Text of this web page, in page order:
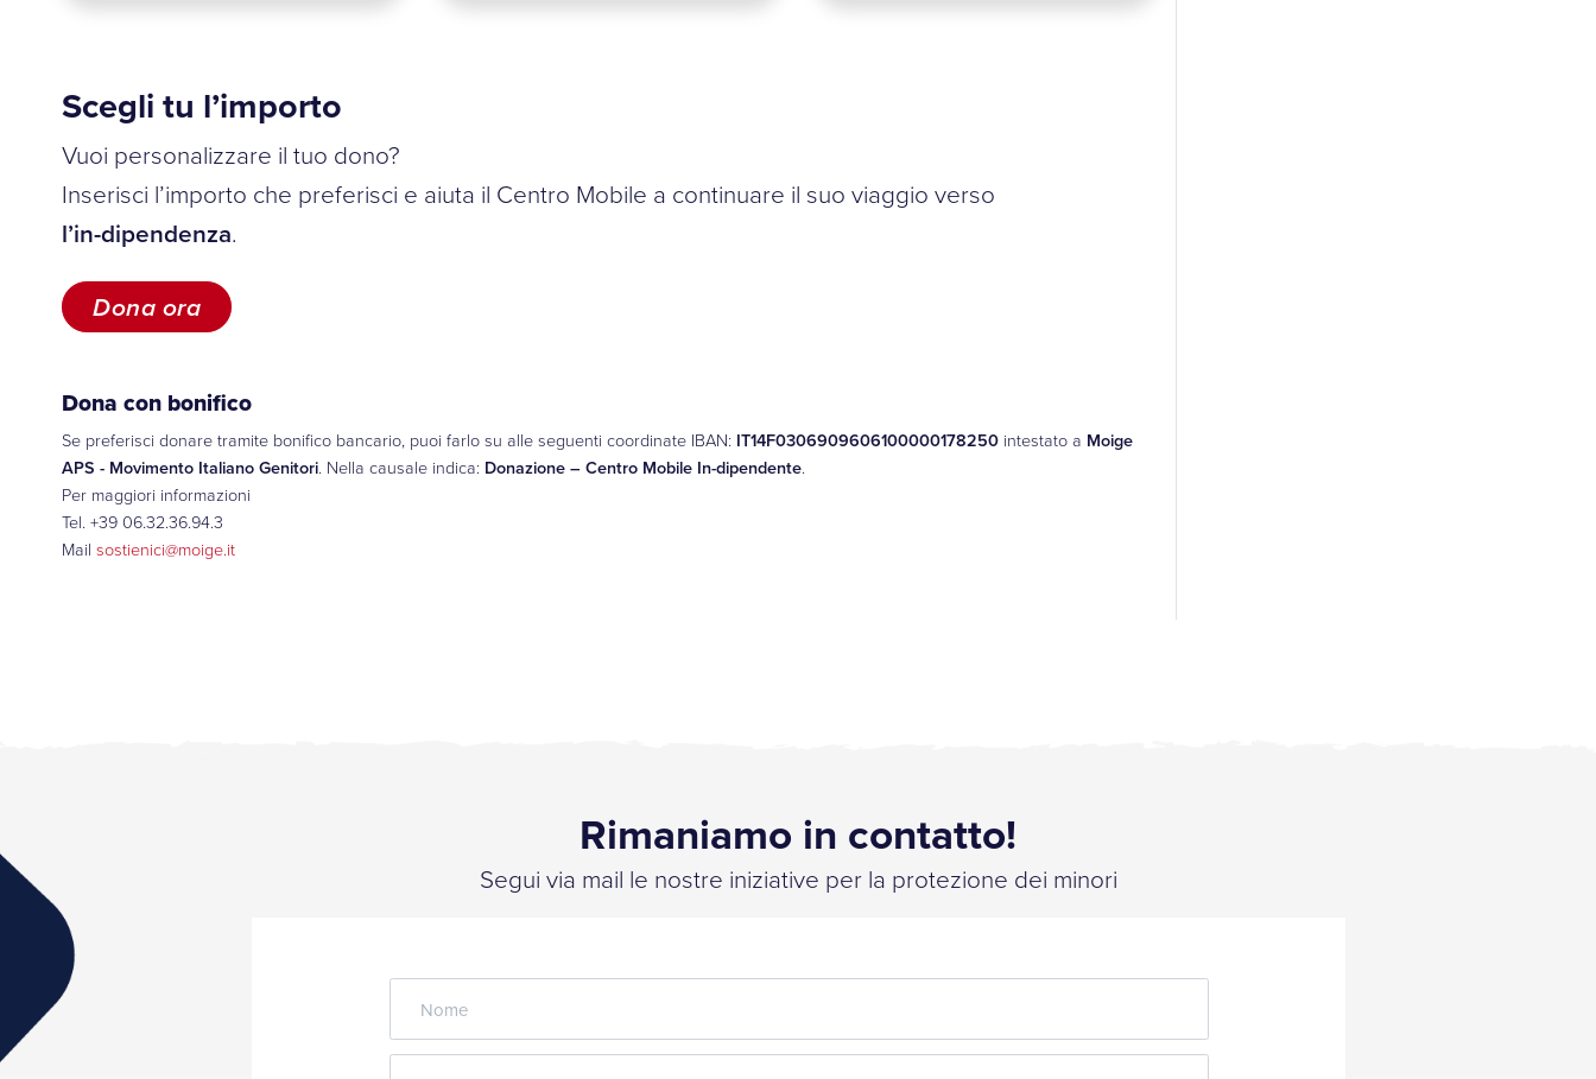
Scegli tu l’importo
Vuoi personalizzare il tuo dono?
Inserisci l’importo che preferisci e aiuta il Centro Mobile a continuare il suo viaggio verso
l’in-dipendenza.
Dona ora
Dona con bonifico
Se preferisci donare tramite bonifico bancario, puoi farlo su alle seguenti coordinate IBAN: IT14F0306909606100000178250 intestato a Moige
APS - Movimento Italiano Genitori. Nella causale indica: Donazione – Centro Mobile In-dipendente.
Per maggiori informazioni
Tel. +39 06.32.36.94.3
Mail sostienici@moige.it
Rimaniamo in contatto!
Segui via mail le nostre iniziative per la protezione dei minori